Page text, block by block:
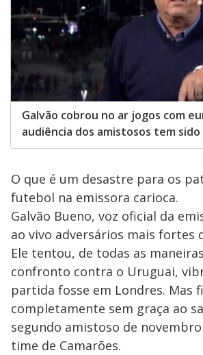
Galvão cobrou no ar jogos com
audiência dos amistosos tem sido
O que é um desastre para os
futebol na emissora carioca.
Galvão Bueno, voz oficial da
ao vivo adversários mais fortes
Ele tentou, de todas as
confronto contra o Uruguai,
partida fosse em Londres. Mas
completamente sem graça ao
segundo amistoso de
time de Camarões.